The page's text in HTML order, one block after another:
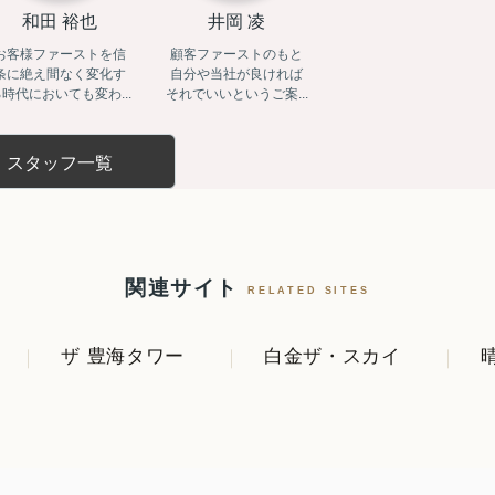
和田 裕也
客様ファーストを信
に絶え間なく変化す
代においても変わ...
井岡 凌
顧客ファーストのもと
自分や当社が良ければ
それでいいというご案...
スタッフ一覧
関連サイト RELATED SITES
ザ 豊海タワー 白金ザ・スカイ